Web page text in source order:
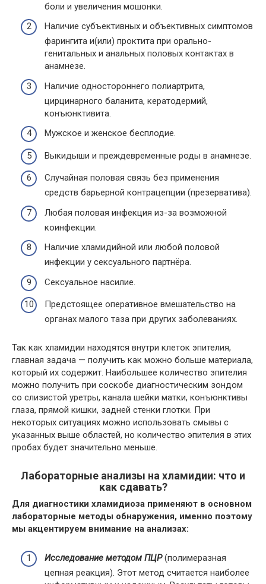
боли и увеличения мошонки.
Наличие субъективных и объективных симптомов
фарингита и(или) проктита при орально-
генитальных и анальных половых контактах в
анамнезе.
Наличие одностороннего полиартрита,
цирцинарного баланита, кератодермий,
конъюнктивита.
Мужское и женское бесплодие.
Выкидыши и преждевременные роды в анамнезе.
Случайная половая связь без применения
средств барьерной контрацепции (презерватива).
Любая половая инфекция из-за возможной
коинфекции.
Наличие хламидийной или любой половой
инфекции у сексуального партнёра.
Сексуальное насилие.
Предстоящее оперативное вмешательство на
органах малого таза при других заболеваниях.
Так как хламидии находятся внутри клеток эпителия,
главная задача — получить как можно больше материала,
который их содержит. Наибольшее количество эпителия
можно получить при соскобе диагностическим зондом
со слизистой уретры, канала шейки матки, конъюнктивы
глаза, прямой кишки, задней стенки глотки. При
некоторых ситуациях можно использовать смывы с
указанных выше областей, но количество эпителия в этих
пробах будет значительно меньше.
Лабораторные анализы на хламидии: что и
как сдавать?
Для диагностики хламидиоза применяют в основном
лабораторные методы обнаружения, именно поэтому
мы акцентируем внимание на анализах:
Исследование методом ПЦР(полимеразная
цепная реакция). Этот метод считается наиболее